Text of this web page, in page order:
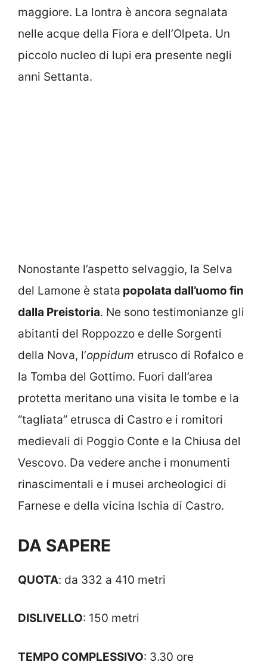
maggiore. La lontra è ancora segnalata
nelle acque della Fiora e dell’Olpeta. Un
piccolo nucleo di lupi era presente negli
anni Settanta.
Nonostante l’aspetto selvaggio, la Selva
del Lamone è stata popolata dall’uomo fin
dalla Preistoria. Ne sono testimonianze gli
abitanti del Roppozzo e delle Sorgenti
della Nova, l’oppidum etrusco di Rofalco e
la Tomba del Gottimo. Fuori dall’area
protetta meritano una visita le tombe e la
“tagliata” etrusca di Castro e i romitori
medievali di Poggio Conte e la Chiusa del
Vescovo. Da vedere anche i monumenti
rinascimentali e i musei archeologici di
Farnese e della vicina Ischia di Castro.
DA SAPERE
QUOTA: da 332 a 410 metri
DISLIVELLO: 150 metri
TEMPO COMPLESSIVO: 3.30 ore